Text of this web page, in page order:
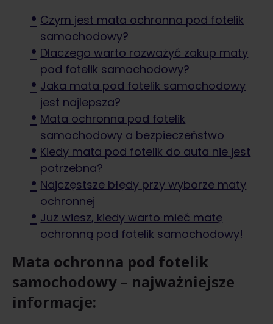
Czym jest mata ochronna pod fotelik
samochodowy?
Dlaczego warto rozważyć zakup maty
pod fotelik samochodowy?
Jaka mata pod fotelik samochodowy
jest najlepsza?
Mata ochronna pod fotelik
samochodowy a bezpieczeństwo
Kiedy mata pod fotelik do auta nie jest
potrzebna?
Najczęstsze błędy przy wyborze maty
ochronnej
Już wiesz, kiedy warto mieć matę
ochronną pod fotelik samochodowy!
Mata ochronna pod fotelik
samochodowy – najważniejsze
informacje: